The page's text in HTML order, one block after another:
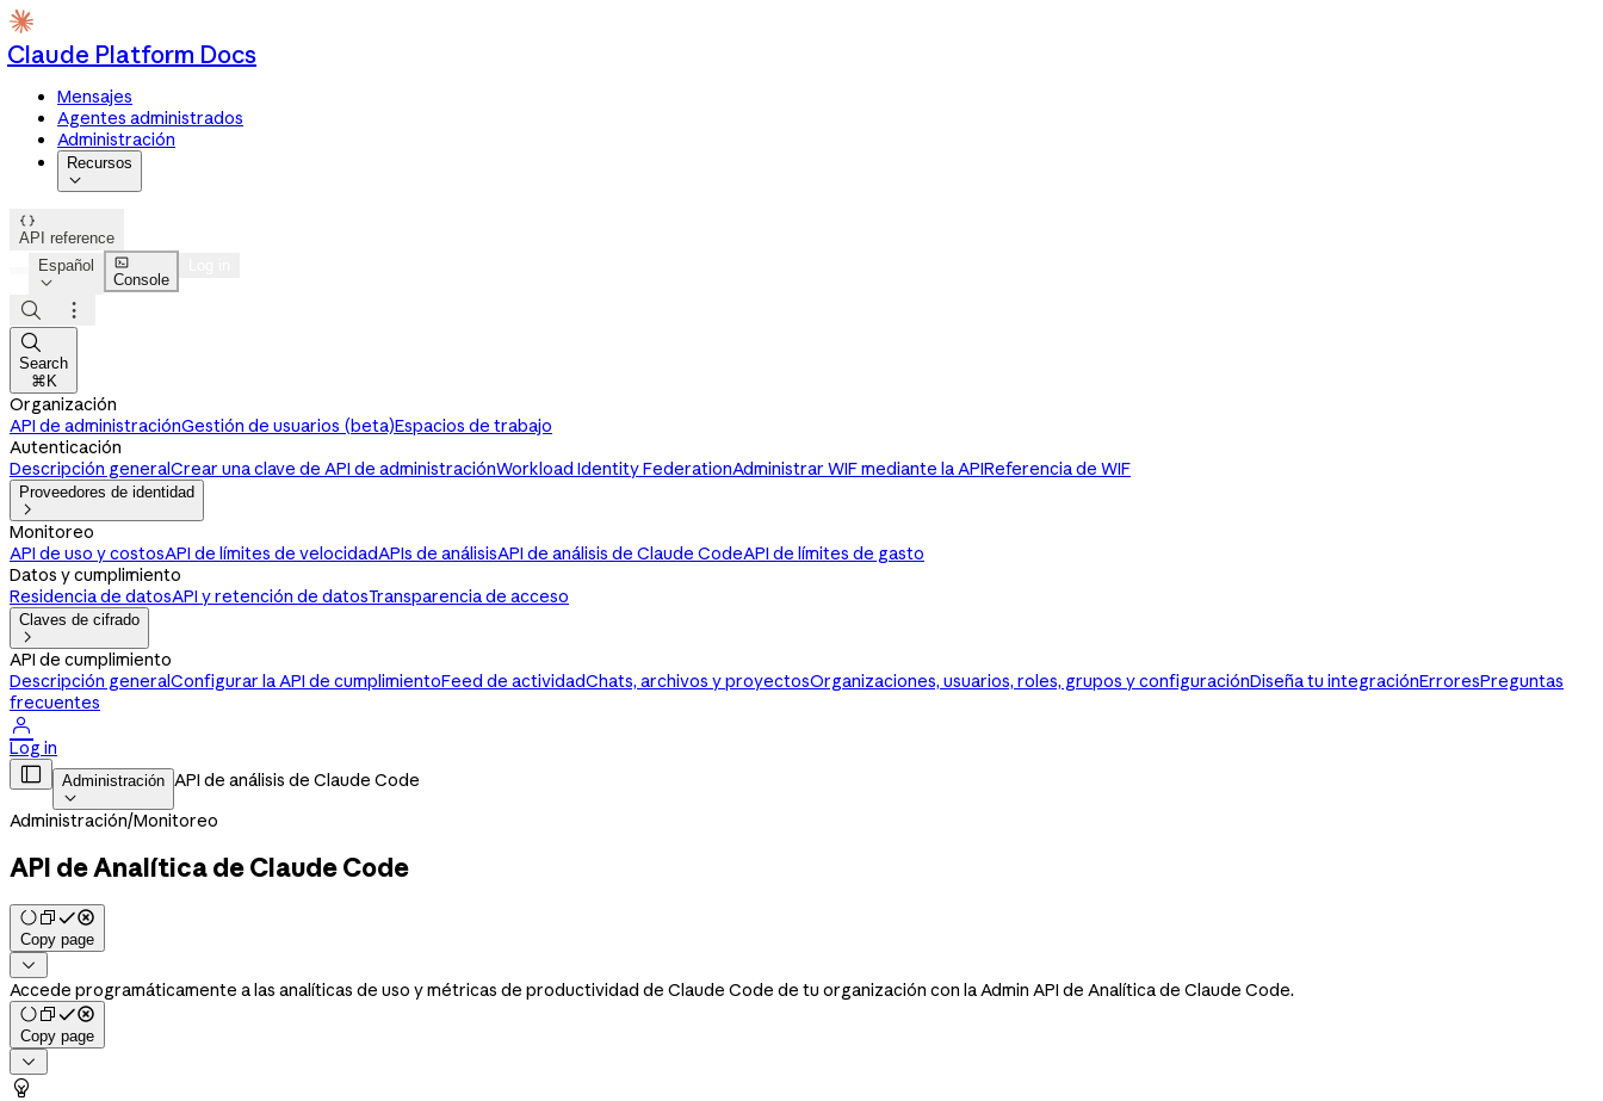
Claude Platform Docs
Mensajes
Agentes administrados
Administración
Recursos


API reference
Español


Console



Search
⌘K
Organización
API de administraciónGestión de usuarios (beta)Espacios de trabajo
Autenticación
Descripción generalCrear una clave de API de administraciónWorkload Identity FederationAdministrar WIF mediante la APIReferencia de WIF
Proveedores de identidad

Monitoreo
API de uso y costosAPI de límites de velocidadAPIs de análisisAPI de análisis de Claude CodeAPI de límites de gasto
Datos y cumplimiento
Residencia de datosAPI y retención de datosTransparencia de acceso
Claves de cifrado

API de cumplimiento
Descripción generalConfigurar la API de cumplimientoFeed de actividadChats, archivos y proyectosOrganizaciones, usuarios, roles, grupos y configuraciónDiseña tu integraciónErroresPreguntas
frecuentes

Log in
 Administración

API de análisis de Claude Code
Administración/Monitoreo
API de Analítica de Claude Code
Copy page

Accede programáticamente a las analíticas de uso y métricas de productividad de Claude Code de tu organización con la Admin API de Analítica de Claude Code.
Copy page

